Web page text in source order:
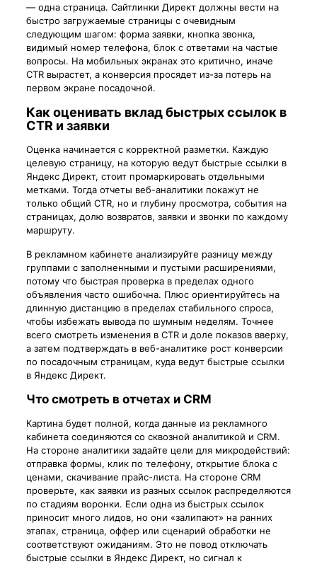
— одна страница. Сайтлинки Директ должны вести на
быстро загружаемые страницы с очевидным
следующим шагом: форма заявки, кнопка звонка,
видимый номер телефона, блок с ответами на частые
вопросы. На мобильных экранах это критично, иначе
CTR вырастет, а конверсия просядет из-за потерь на
первом экране посадочной.
Как оценивать вклад быстрых ссылок в
CTR и заявки
Оценка начинается с корректной разметки. Каждую
целевую страницу, на которую ведут быстрые ссылки в
Яндекс Директ, стоит промаркировать отдельными
метками. Тогда отчеты веб-аналитики покажут не
только общий CTR, но и глубину просмотра, события на
страницах, долю возвратов, заявки и звонки по каждому
маршруту.
В рекламном кабинете анализируйте разницу между
группами с заполненными и пустыми расширениями,
потому что быстрая проверка в пределах одного
объявления часто ошибочна. Плюс ориентируйтесь на
длинную дистанцию в пределах стабильного спроса,
чтобы избежать вывода по шумным неделям. Точнее
всего смотреть изменения в CTR и доле показов вверху,
а затем подтверждать в веб-аналитике рост конверсии
по посадочным страницам, куда ведут быстрые ссылки
в Яндекс Директ.
Что смотреть в отчетах и CRM
Картина будет полной, когда данные из рекламного
кабинета соединяются со сквозной аналитикой и CRM.
На стороне аналитики задайте цели для микродействий:
отправка формы, клик по телефону, открытие блока с
ценами, скачивание прайс-листа. На стороне CRM
проверьте, как заявки из разных ссылок распределяются
по стадиям воронки. Если одна из быстрых ссылок
приносит много лидов, но они «залипают» на ранних
этапах, страница, оффер или сценарий обработки не
соответствуют ожиданиям. Это не повод отключать
быстрые ссылки в Яндекс Директ, но сигнал к